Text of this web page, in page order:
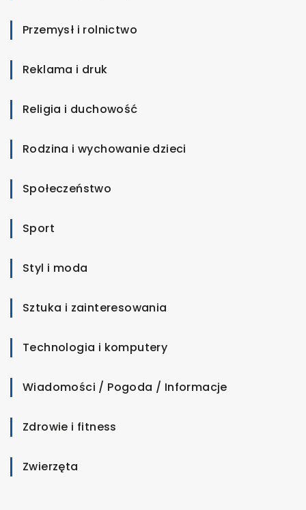
Przemysł i rolnictwo
Reklama i druk
Religia i duchowość
Rodzina i wychowanie dzieci
Społeczeństwo
Sport
Styl i moda
Sztuka i zainteresowania
Technologia i komputery
Wiadomości / Pogoda / Informacje
Zdrowie i fitness
Zwierzęta